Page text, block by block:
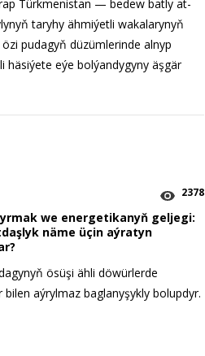
Türkmenistan — bedew batly at-
taryhy ähmiýetli wakalarynyň
pudagyň düzümlerinde alnyp
häsiýete eýe bolýandygyny äşgär
2378
we energetikanyň geljegi:
näme üçin aýratyn
ösüşi ähli döwürlerde
aýrylmaz baglanyşykly bolupdyr.